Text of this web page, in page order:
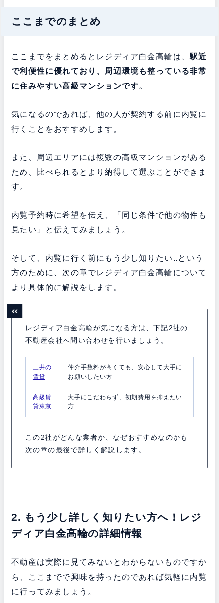
ここまでのまとめ
ここまでをまとめるとレジディア白金高輪は、駅近
で利便性に優れており、周辺環境も整っている非常
に住みやすい高級マンションです。
気になるのであれば、他の人が契約する前に内覧に
行くことをおすすめします。
また、周辺エリアには複数の高級マンションがある
ため、比べられるとより納得して選ぶことができま
す。
内覧予約時に希望を伝え、「同じ条件で他の物件も
見たい」と伝えてみましょう。
そして、内覧に行く前にもう少し知りたい..という
方のために、次の章でレジディア白金高輪について
より具体的に解説をします。
レジディア白金高輪が気になる方は、下記2社の
不動産会社へ問い合わせを行いましょう。
三井の
賃貸
仲介手数料が高くても、安心して大手に
お願いしたい方
高級賃
貸東京
大手にこだわらず、初期費用を抑えたい
方
この2社がどんな業者か、なぜおすすめなのかも
次の章の最後で詳しく解説します。
2. もう少し詳しく知りたい方へ！レジ
ディア白金高輪の詳細情報
不動産は実際に見てみないとわからないものですか
ら、ここまでで興味を持ったのであれば気軽に内覧
に行ってみましょう。